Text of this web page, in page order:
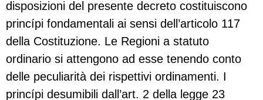
disposizioni del presente decreto costituiscono
princípi fondamentali ai sensi dell’articolo 117
della Costituzione. Le Regioni a statuto
ordinario si attengono ad esse tenendo conto
delle peculiarità dei rispettivi ordinamenti. I
princípi desumibili dall’art. 2 della legge 23